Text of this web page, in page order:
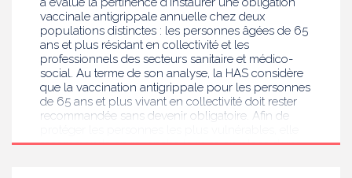
vaccinale antigrippale annuelle chez deux
populations distinctes : les personnes âgées de 65
ans et plus résidant en collectivité et les
professionnels des secteurs sanitaire et médico-
social. Au terme de son analyse, la HAS considère
que la vaccination antigrippale pour les personnes
de 65 ans et plus vivant en collectivité doit rester
recommandée sans devenir obligatoire. Afin de
recommande en revanche la mise en place d’une